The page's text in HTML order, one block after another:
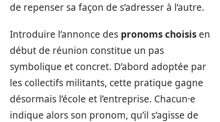
de repenser sa façon de s’adresser à l’autre.
Introduire l’annonce des pronoms choisis en
début de réunion constitue un pas
symbolique et concret. D’abord adoptée par
les collectifs militants, cette pratique gagne
désormais l’école et l’entreprise. Chacun·e
indique alors son pronom, qu’il s’agisse de